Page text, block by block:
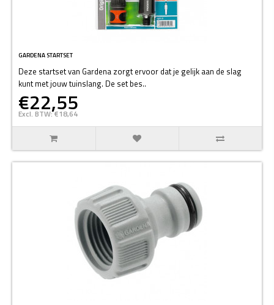
GARDENA STARTSET
Deze startset van Gardena zorgt ervoor dat je gelijk aan de slag
kunt met jouw tuinslang. De set bes..
€22,55
Excl. BTW: €18,64